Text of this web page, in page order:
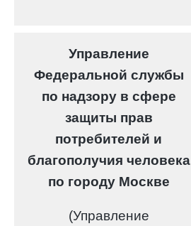
Управление
Федеральной службы
по надзору в сфере
защиты прав
потребителей и
благополучия человека
по городу Москве
(Управление